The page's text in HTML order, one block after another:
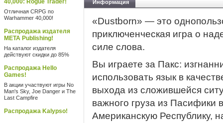
40,000: Rogue Trader!
Отличная CRPG по
Warhammer 40,000!
Распродажа издателя
META Publishing!
На каталог издателя
действуют скидки до 85%
Распродажа Hello
Games!
В акции участвуют игры No
Man's Sky, Joe Danger и The
Last Campfire
Распродажа Kalypso!
Информация
«Dustborn» — это
приключенческая игра о
силе слова.
Вы играете за Пакс:
использовать язык в
выхода из сложившейся
важного груза из
Американскую Республику,